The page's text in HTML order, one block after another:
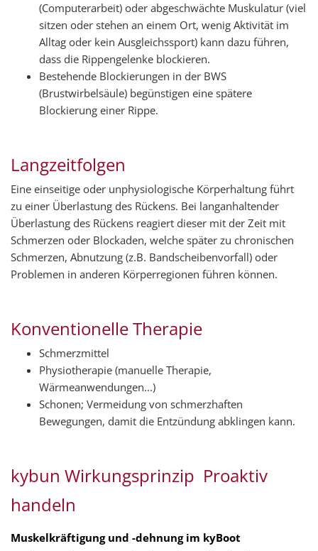
(Computerarbeit) oder abgeschwächte Muskulatur (viel
sitzen oder stehen an einem Ort, wenig Aktivität im
Alltag oder kein Ausgleichssport) kann dazu führen,
dass die Rippengelenke blockieren.
Bestehende Blockierungen in der BWS
(Brustwirbelsäule) begünstigen eine spätere
Blockierung einer Rippe.
Langzeitfolgen
Eine einseitige oder unphysiologische Körperhaltung führt
zu einer Überlastung des Rückens. Bei langanhaltender
Überlastung des Rückens reagiert dieser mit der Zeit mit
Schmerzen oder Blockaden, welche später zu chronischen
Schmerzen, Abnutzung (z.B. Bandscheibenvorfall) oder
Problemen in anderen Körperregionen führen können.
Konventionelle Therapie
Schmerzmittel
Physiotherapie (manuelle Therapie,
Wärmeanwendungen...)
Schonen; Vermeidung von schmerzhaften
Bewegungen, damit die Entzündung abklingen kann.
kybun Wirkungsprinzip  Proaktiv
handeln
Muskelkräftigung und -dehnung im kyBoot